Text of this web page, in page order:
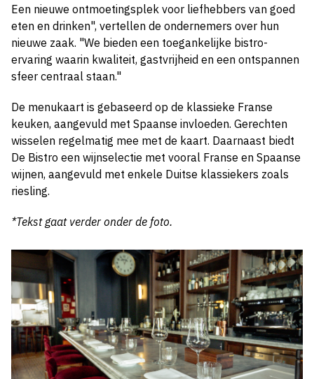
Een nieuwe ontmoetingsplek voor liefhebbers van goed
eten en drinken", vertellen de ondernemers over hun
nieuwe zaak. "We bieden een toegankelijke bistro-
ervaring waarin kwaliteit, gastvrijheid en een ontspannen
sfeer centraal staan."
De menukaart is gebaseerd op de klassieke Franse
keuken, aangevuld met Spaanse invloeden. Gerechten
wisselen regelmatig mee met de kaart. Daarnaast biedt
De Bistro een wijnselectie met vooral Franse en Spaanse
wijnen, aangevuld met enkele Duitse klassiekers zoals
riesling.
*Tekst gaat verder onder de foto.